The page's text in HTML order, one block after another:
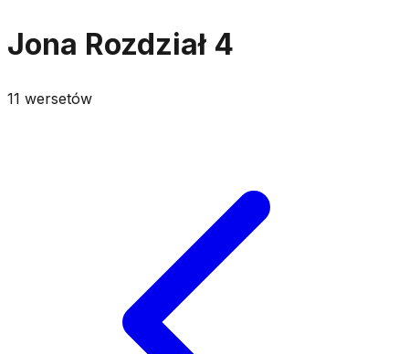
Jona Rozdział 4
11 wersetów